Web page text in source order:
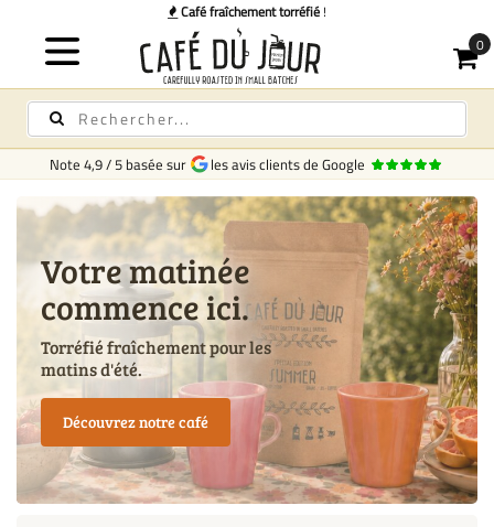
Café fraîchement torréfié !
Note 4,9/5 basée sur les avis clients de Google
Votre matinée
commence ici.
Torréfié fraîchement pour les
matins d'été.
Découvrez notre café